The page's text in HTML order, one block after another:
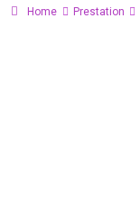
Home Prestation